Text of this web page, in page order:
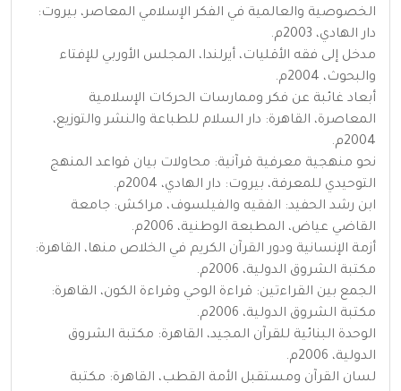
الخصوصية والعالمية في الفكر الإسلامي المعاصر، بيروت:
دار الهادي، 2003م.
مدخل إلى فقه الأقليات، أيرلندا، المجلس الأوربي للإفتاء
والبحوث، 2004م.
أبعاد غائبة عن فكر وممارسات الحركات الإسلامية
المعاصرة، القاهرة: دار السلام للطباعة والنشر والتوزيع،
2004م.
نحو منهجية معرفية قرآنية: محاولات بيان قواعد المنهج
التوحيدي للمعرفة، بيروت: دار الهادي، 2004م.
ابن رشد الحفيد: الفقيه والفيلسوف، مراكش: جامعة
القاضي عياض، المطبعة الوطنية، 2006م.
أزمة الإنسانية ودور القرآن الكريم في الخلاص منها، القاهرة:
مكتبة الشروق الدولية، 2006م.
الجمع بين القراءتين: قراءة الوحي وقراءة الكون، القاهرة:
مكتبة الشروق الدولية، 2006م.
الوحدة البنائية للقرآن المجيد، القاهرة: مكتبة الشروق
الدولية، 2006م.
لسان القرآن ومستقبل الأمة القطب، القاهرة: مكتبة